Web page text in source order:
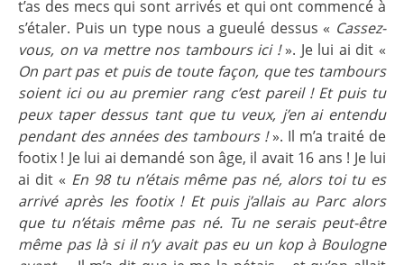
t’as des mecs qui sont arrivés et qui ont commencé à
s’étaler. Puis un type nous a gueulé dessus « Cassez-
vous, on va mettre nos tambours ici !». Je lui ai dit «
On part pas et puis de toute façon, que tes tambours
soient ici ou au premier rang c’est pareil ! Et puis tu
peux taper dessus tant que tu veux, j’en ai entendu
pendant des années des tambours !». Il m’a traité de
footix ! Je lui ai demandé son âge, il avait 16 ans ! Je lui
ai dit « En 98 tu n’étais même pas né, alors toi tu es
arrivé après les footix ! Et puis j’allais au Parc alors
que tu n’étais même pas né. Tu ne serais peut-être
même pas là si il n’y avait pas eu un kop à Boulogne